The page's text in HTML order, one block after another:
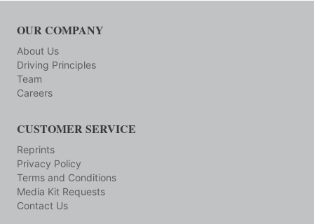
OUR COMPANY
About Us
Driving Principles
Team
Careers
CUSTOMER SERVICE
Reprints
Privacy Policy
Terms and Conditions
Media Kit Requests
Contact Us